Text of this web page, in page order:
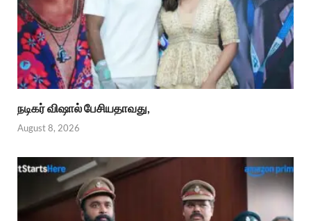
நடிகர் விஷால் பேசியதாவது,
August 8, 2026